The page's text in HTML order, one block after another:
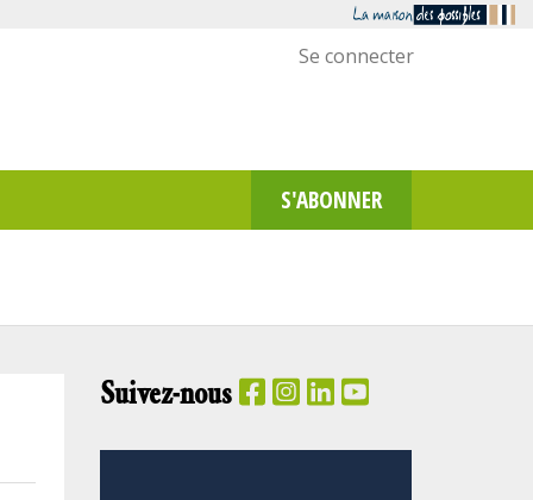
Menu
Se connecter
S'ABONNER
Suivez-nous